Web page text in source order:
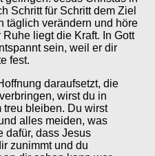
Schritt für Schritt dem Ziel
täglich verändern und höre
liegt die Kraft. In Gott
sein, weil er dir
fest.
daraufsetzt, die
wirst du in
bleiben. Du wirst
alles meiden, was
dafür, dass Jesus
zunimmt und du